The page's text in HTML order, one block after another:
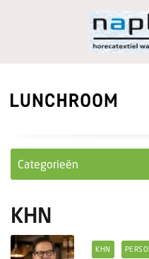
Categorieën
Ondernemen in...
KHN
KHN